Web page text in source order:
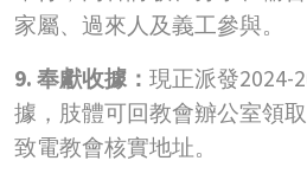
家屬、過來人及義工參與。
9. 奉獻收據： 現正派發2024-
據，肢體可回教會辧公室領
致電教會核實地址。